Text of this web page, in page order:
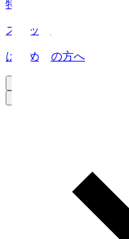
特集
スタッツ
はじめての方へ